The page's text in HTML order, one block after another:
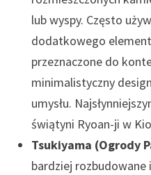
lub wyspy. Często
dodatkowego
przeznaczone do
minimalistyczny
umysłu.
świątyni Ryoan-ji w
Tsukiyama (Ogrody
bardziej